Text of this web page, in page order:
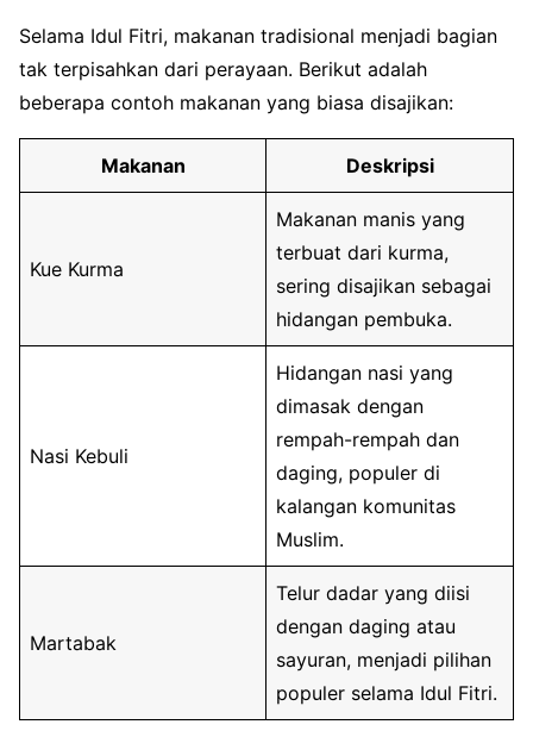
Selama Idul Fitri, makanan tradisional menjadi bagian
tak terpisahkan dari perayaan. Berikut adalah
beberapa contoh makanan yang biasa disajikan:
Makanan Deskripsi
Kue Kurma
Makanan manis yang
terbuat dari kurma,
sering disajikan sebagai
hidangan pembuka.
Nasi Kebuli
Hidangan nasi yang
dimasak dengan
rempah-rempah dan
daging, populer di
kalangan komunitas
Muslim.
Martabak
Telur dadar yang diisi
dengan daging atau
sayuran, menjadi pilihan
populer selama Idul Fitri.